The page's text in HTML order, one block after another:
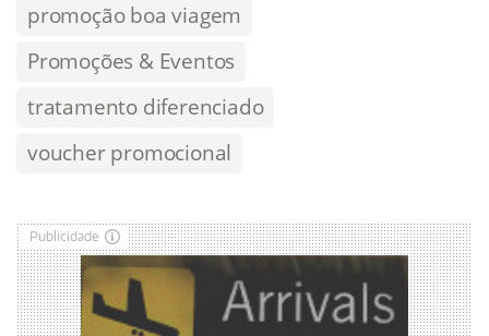
promoção boa viagem
Promoções & Eventos
tratamento diferenciado
voucher promocional
Publicidade